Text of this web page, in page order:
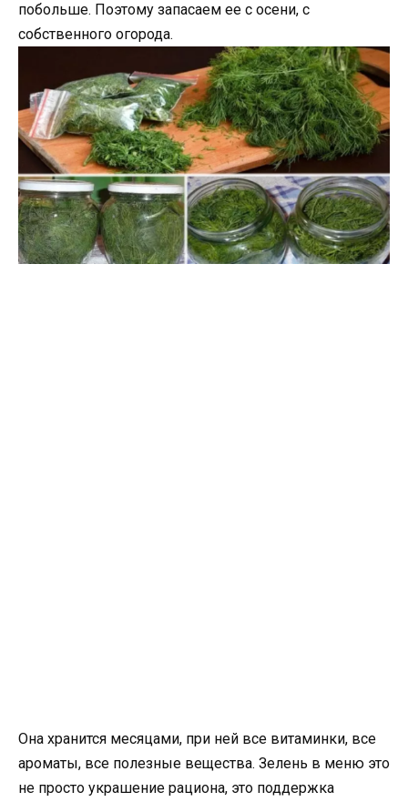
побольше. Поэтому запасаем ее с осени, с
собственного огорода.
Она хранится месяцами, при ней все витаминки, все
ароматы, все полезные вещества. Зелень в меню это
не просто украшение рациона, это поддержка